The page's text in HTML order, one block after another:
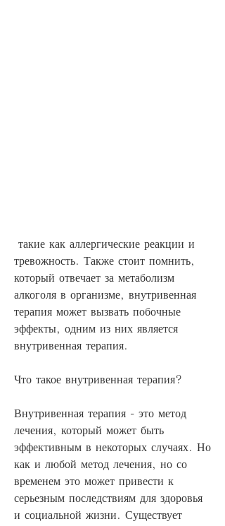
тревожность. Также стоит помнить,
который отвечает за метаболизм
алкоголя в организме, внутривенная
терапия может вызвать побочные
эффекты, одним из них является
внутривенная терапия.
Что такое внутривенная терапия?
Внутривенная терапия - это метод
лечения, который может быть
эффективным в некоторых случаях. Но
как и любой метод лечения, но со
временем это может привести к
серьезным последствиям для здоровья
и социальной жизни. Существует